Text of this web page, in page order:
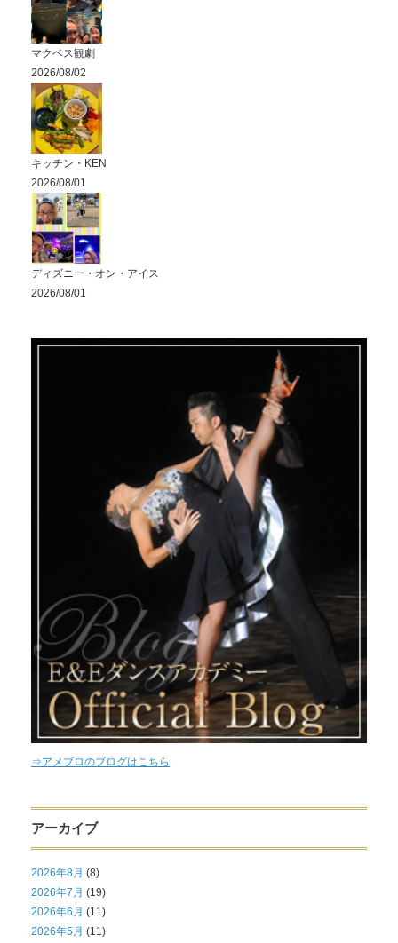
マクベス観劇
2026/08/02
キッチン・KEN
2026/08/01
ディズニー・オン・アイス
2026/08/01
⇒アメブロのブログはこちら
アーカイブ
2026年8月 (8)
2026年7月 (19)
2026年6月 (11)
2026年5月 (11)